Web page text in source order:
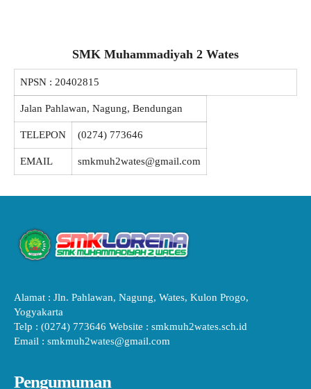
SMK Muhammadiyah 2 Wates
NPSN : 20402815
Jalan Pahlawan, Nagung, Bendungan
TELEPON (0274) 773646
EMAIL smkmuh2wates@gmail.com
Alamat : Jln. Pahlawan, Nagung, Wates, Kulon Progo,
Yogyakarta
Telp : (0274) 773646 Website : smkmuh2wates.sch.id
Email : smkmuh2wates@gmail.com
Pengumuman